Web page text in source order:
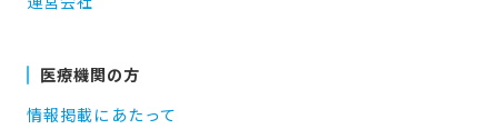
医療機関の方
情報掲載にあたって